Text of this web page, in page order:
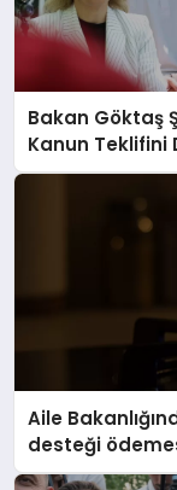
Bakan Göktaş
Kanun Teklifini
Aile
desteği